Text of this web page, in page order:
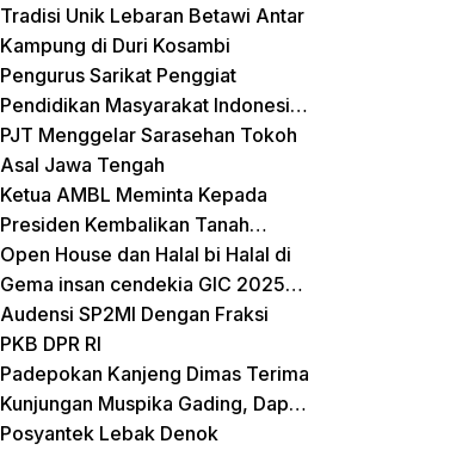
Mendukung Sekolah Rakyat yang
Digagas oleh Kemensos
Tradisi Unik Lebaran Betawi Antar
Kampung di Duri Kosambi
Pengurus Sarikat Penggiat
Pendidikan Masyarakat Indonesia
(SP2MI) Bersama Nusadaya
Akademik Kunjungi Kementerian
BP2MI
PJT Menggelar Sarasehan Tokoh
Asal Jawa Tengah
Ketua AMBL Meminta Kepada
Presiden Kembalikan Tanah
Register Kepada Suku Lampung
Open House dan Halal bi Halal di
Gema insan cendekia GIC 2025
Dimeriahkan Jalan Sehat dan
Bazar Kreatif
Audensi SP2MI Dengan Fraksi
PKB DPR RI
Padepokan Kanjeng Dimas Terima
Kunjungan Muspika Gading, Dapat
Apresiasi atas Kontribusi Sosial
Posyantek Lebak Denok